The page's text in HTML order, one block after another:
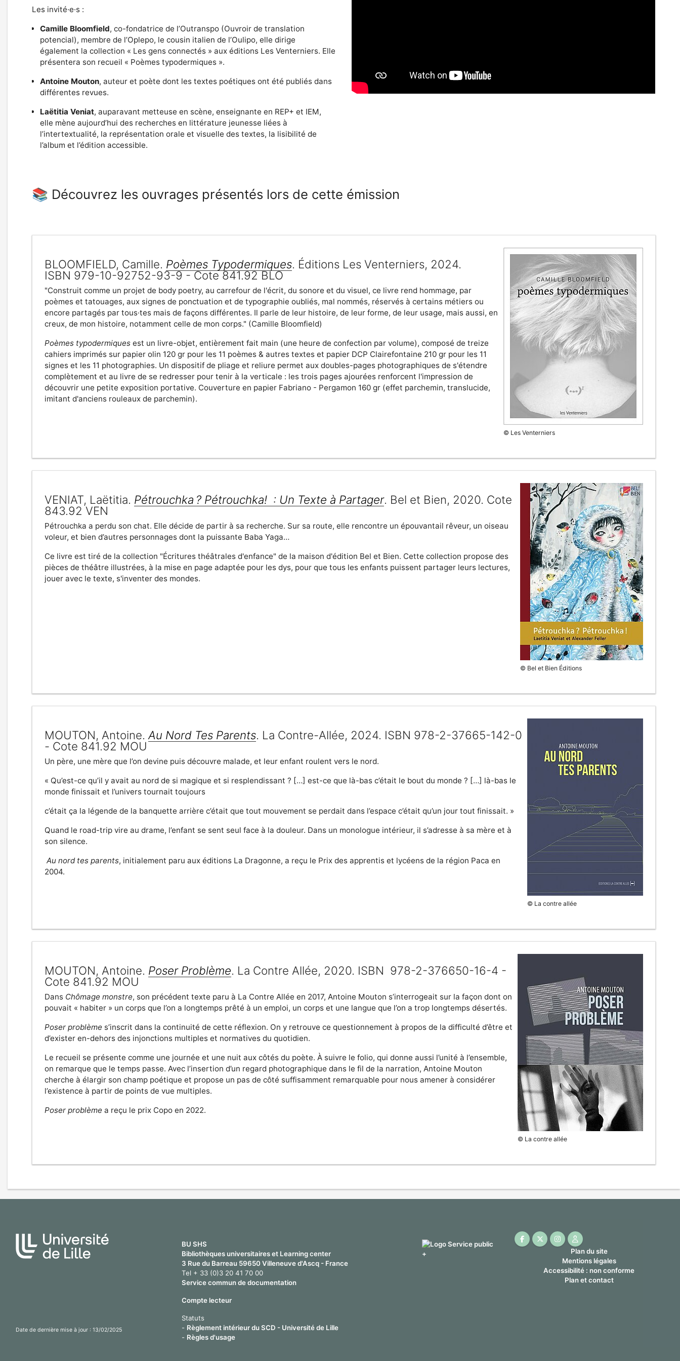
Les invité·e·s :
Camille Bloomfield, co-fondatrice de l’Outranspo (Ouvroir de translation
potencial), membre de l’Oplepo, le cousin italien de l’Oulipo, elle dirige
également la collection « Les gens connectés » aux éditions Les Venterniers. Elle
présentera son recueil « Poèmes typodermiques ».
Antoine Mouton, auteur et poète dont les textes poétiques ont été publiés dans
différentes revues.
Laëtitia Veniat, auparavant metteuse en scène, enseignante en REP+ et IEM,
elle mène aujourd’hui des recherches en littérature jeunesse liées à
l’intertextualité, la représentation orale et visuelle des textes, la lisibilité de
l’album et l’édition accessible.
📚 Découvrez les ouvrages présentés lors de cette émission
© Les Venterniers
BLOOMFIELD, Camille. Poèmes Typodermiques. Éditions Les Venterniers, 2024.
ISBN 979-10-92752-93-9 - Cote 841.92 BLO
"Construit comme un projet de body poetry, au carrefour de l'écrit, du sonore et du visuel, ce livre rend hommage, par
poèmes et tatouages, aux signes de ponctuation et de typographie oubliés, mal nommés, réservés à certains métiers ou
encore partagés par tous·tes mais de façons différentes. Il parle de leur histoire, de leur forme, de leur usage, mais aussi, en
creux, de mon histoire, notamment celle de mon corps." (Camille Bloomfield)
Poèmes typodermiques est un livre-objet, entièrement fait main (une heure de confection par volume), composé de treize
cahiers imprimés sur papier olin 120 gr pour les 11 poèmes & autres textes et papier DCP Clairefontaine 210 gr pour les 11
signes et les 11 photographies. Un dispositif de pliage et reliure permet aux doubles-pages photographiques de s'étendre
complètement et au livre de se redresser pour tenir à la verticale : les trois pages ajourées renforcent l'impression de
découvrir une petite exposition portative. Couverture en papier Fabriano - Pergamon 160 gr (effet parchemin, translucide,
imitant d'anciens rouleaux de parchemin).
© Bel et Bien Éditions
VENIAT, Laëtitia. Pétrouchka ? Pétrouchka! : Un Texte à Partager. Bel et Bien, 2020. Cote
843.92 VEN
Pétrouchka a perdu son chat. Elle décide de partir à sa recherche. Sur sa route, elle rencontre un épouvantail rêveur, un oiseau
voleur, et bien d’autres personnages dont la puissante Baba Yaga…
Ce livre est tiré de la collection "Écritures théâtrales d'enfance" de la maison d'édition Bel et Bien. Cette collection propose des
pièces de théâtre illustrées, à la mise en page adaptée pour les dys, pour que tous les enfants puissent partager leurs lectures,
jouer avec le texte, s'inventer des mondes.
© La contre allée
MOUTON, Antoine. Au Nord Tes Parents. La Contre-Allée, 2024. ISBN 978-2-37665-142-0
- Cote 841.92 MOU
Un père, une mère que l’on devine puis découvre malade, et leur enfant roulent vers le nord.
« Qu’est-ce qu’il y avait au nord de si magique et si resplendissant ? […] est-ce que là-bas c’était le bout du monde ? […] là-bas le
monde finissait et l’univers tournait toujours
c’était ça la légende de la banquette arrière c’était que tout mouvement se perdait dans l’espace c’était qu’un jour tout finissait. »
Quand le road-trip vire au drame, l’enfant se sent seul face à la douleur. Dans un monologue intérieur, il s’adresse à sa mère et à
son silence.
Au nord tes parents, initialement paru aux éditions La Dragonne, a reçu le Prix des apprentis et lycéens de la région Paca en
2004.
© La contre allée
MOUTON, Antoine. Poser Problème. La Contre Allée, 2020. ISBN 978-2-376650-16-4 -
Cote 841.92 MOU
Dans Chômage monstre, son précédent texte paru à La Contre Allée en 2017, Antoine Mouton s’interrogeait sur la façon dont on
pouvait « habiter » un corps que l’on a longtemps prêté à un emploi, un corps et une langue que l’on a trop longtemps désertés.
Poser problème s’inscrit dans la continuité de cette réflexion. On y retrouve ce questionnement à propos de la difficulté d’être et
d’exister en-dehors des injonctions multiples et normatives du quotidien.
Le recueil se présente comme une journée et une nuit aux côtés du poète. À suivre le folio, qui donne aussi l’unité à l’ensemble,
on remarque que le temps passe. Avec l’insertion d’un regard photographique dans le fil de la narration, Antoine Mouton
cherche à élargir son champ poétique et propose un pas de côté suffisamment remarquable pour nous amener à considérer
l’existence à partir de points de vue multiples.
Poser problème a reçu le prix Copo en 2022.
Date de dernière mise à jour : 13/02/2025
BU SHS
Bibliothèques universitaires et Learning center
3 Rue du Barreau 59650 Villeneuve d'Ascq - France
Tel + 33 (0)3 20 41 70 00
Service commun de documentation
Compte lecteur
Statuts
- Règlement intérieur du SCD - Université de Lille
- Règles d'usage
Facebook ( nouvelle fenêtre)
X ( nouvelle fenêtre)
Instagram ( nouvelle fenêtre)
Page pro ( nouvelle fenêtre)
Plan du site
Mentions légales
Accessibilité : non conforme
Plan et contact